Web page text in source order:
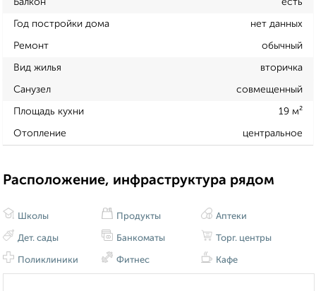
Год постройки дома нет данных
Ремонт обычный
Вид жилья вторичка
Санузел совмещенный
Площадь кухни 19 м²
Отопление центральное
Расположение, инфраструктура рядом
Школы
Дет. сады
Поликлиники
Продукты
Банкоматы
Фитнес
Аптеки
Торг. центры
Кафе